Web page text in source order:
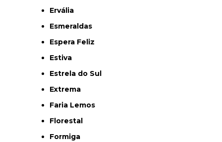
Ervália
Esmeraldas
Espera Feliz
Estiva
Estrela do Sul
Extrema
Faria Lemos
Florestal
Formiga